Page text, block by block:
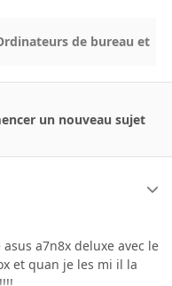
de bureau et
un nouveau sujet
a7n8x deluxe avec le
et quan je les mi il la